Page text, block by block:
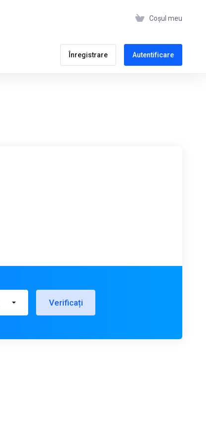
Coșul meu
Înregistrare Autentificare
Verificați